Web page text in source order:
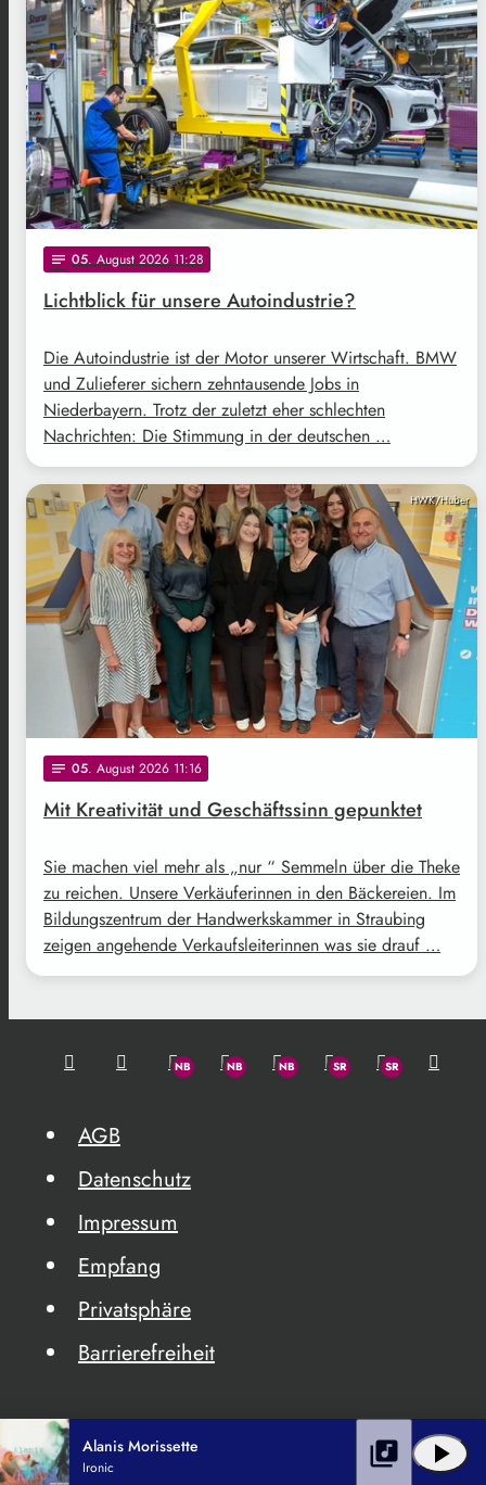
notes 05. August 2026 11:28
Lichtblick für unsere Autoindustrie?
Die Autoindustrie ist der Motor unserer Wirtschaft. BMW
und Zulieferer sichern zehntausende Jobs in
Niederbayern. Trotz der zuletzt eher schlechten
Nachrichten: Die Stimmung in der deutschen …
HWK/Huber
notes 05. August 2026 11:16
Mit Kreativität und Geschäftssinn gepunktet
Sie machen viel mehr als „nur “ Semmeln über die Theke
zu reichen. Unsere Verkäuferinnen in den Bäckereien. Im
Bildungszentrum der Handwerkskammer in Straubing
zeigen angehende Verkaufsleiterinnen was sie drauf …
AGB
Datenschutz
Impressum
Empfang
Privatsphäre
Barrierefreiheit
Alanis Morissette
Ironic play_arrow
library_music